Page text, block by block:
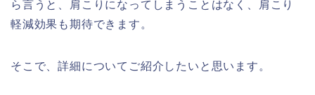
ら言うと、肩こりになってしまうことはなく、肩こり
軽減効果も期待できます。
そこで、詳細についてご紹介したいと思います。